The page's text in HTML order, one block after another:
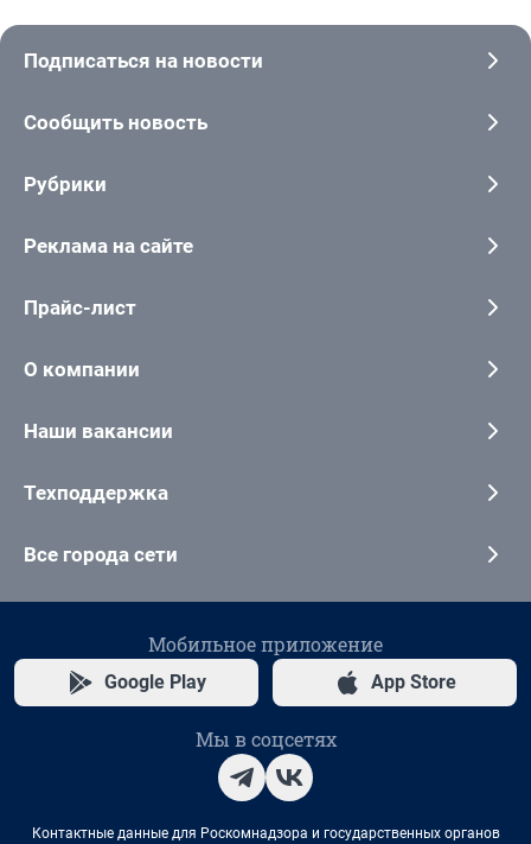
Подписаться на новости
Сообщить новость
Рубрики
Реклама на сайте
Прайс-лист
О компании
Наши вакансии
Техподдержка
Все города сети
Мобильное приложение
Google Play App Store
Мы в соцсетях
Контактные данные для Роскомнадзора и государственных органов